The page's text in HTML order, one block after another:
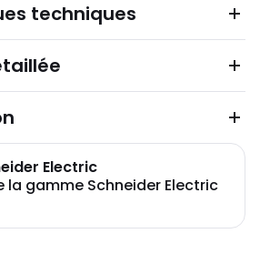
techniques
Electric
la gamme Schneider Electric